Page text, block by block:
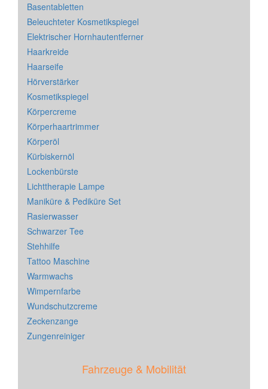
Basentabletten
Beleuchteter Kosmetikspiegel
Elektrischer Hornhautentferner
Haarkreide
Haarseife
Hörverstärker
Kosmetikspiegel
Körpercreme
Körperhaartrimmer
Körperöl
Kürbiskernöl
Lockenbürste
Lichttherapie Lampe
Maniküre & Pediküre Set
Rasierwasser
Schwarzer Tee
Stehhilfe
Tattoo Maschine
Warmwachs
Wimpernfarbe
Wundschutzcreme
Zeckenzange
Zungenreiniger
Fahrzeuge & Mobilität